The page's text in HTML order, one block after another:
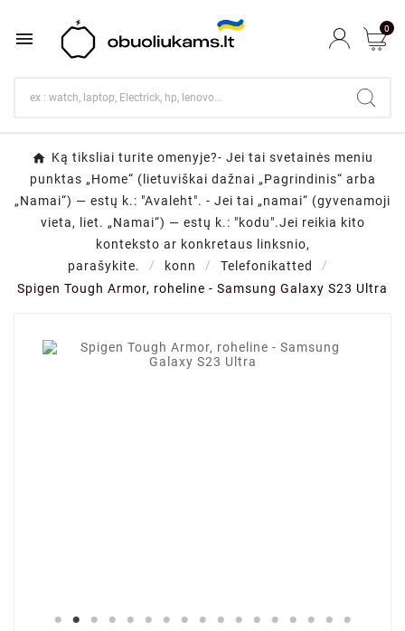
 0
Ką tiksliai turite omenyje?- Jei tai svetainės meniu
punktas „Home“ (lietuviškai dažnai „Pagrindinis“ arba
„Namai“) — estų k.: "Avaleht". - Jei tai „namai“ (gyvenamoji
vieta, liet. „Namai“) — estų k.: "kodu".Jei reikia kito
konteksto ar konkretaus linksnio,
parašykite.
konn
Telefonikatted
Spigen Tough Armor, roheline - Samsung Galaxy S23 Ultra